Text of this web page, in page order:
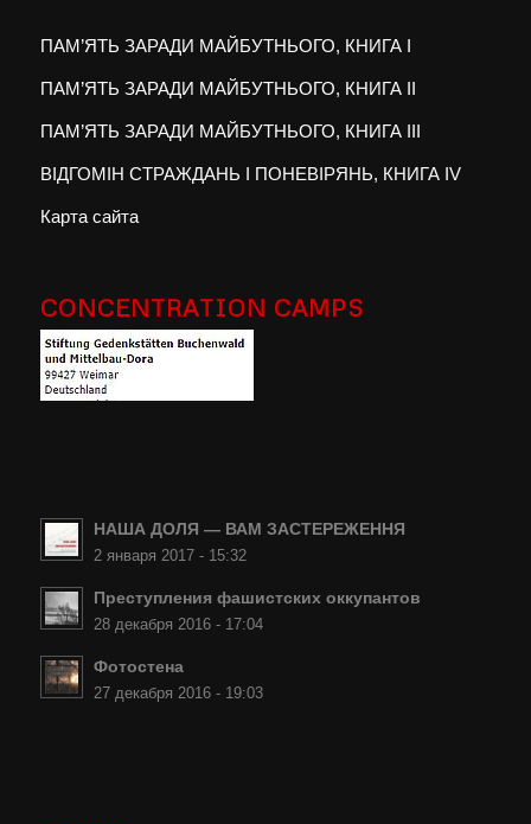
ПАМ’ЯТЬ ЗАРАДИ МАЙБУТНЬОГО, КНИГА I
ПАМ’ЯТЬ ЗАРАДИ МАЙБУТНЬОГО, КНИГА II
ПАМ’ЯТЬ ЗАРАДИ МАЙБУТНЬОГО, КНИГА III
ВІДГОМІН СТРАЖДАНЬ І ПОНЕВІРЯНЬ, КНИГА IV
Карта сайта
CONCENTRATION CAMPS
НАША ДОЛЯ — ВАМ ЗАСТЕРЕЖЕННЯ
2 января 2017 - 15:32
Преступления фашистских оккупантов
28 декабря 2016 - 17:04
Фотостена
27 декабря 2016 - 19:03